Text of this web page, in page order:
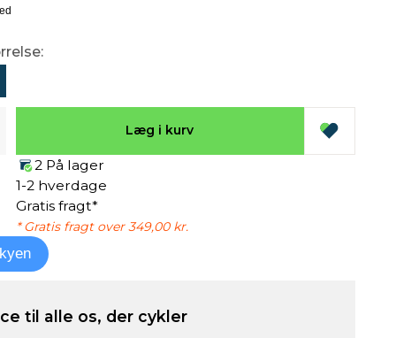
Læg i kurv
2 På lager
1-2 hverdage
Gratis fragt*
* Gratis fragt over 349,00 kr.
til alle os, der cykler